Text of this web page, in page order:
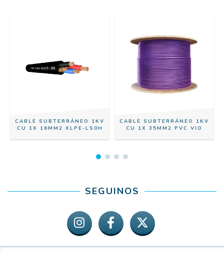
CABLE SUBTERRÁNEO 1KV
CU 1X 16MM2 XLPE-LS0H
CABLE SUBTERRÁNEO 1KV
CU 1X 35MM2 PVC VIO
SEGUINOS